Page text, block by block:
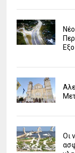
Οι